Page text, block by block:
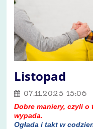
Listopad
07.11.2025 15:06
Dobre maniery, czyli o
wypada.
Ogłada i takt w